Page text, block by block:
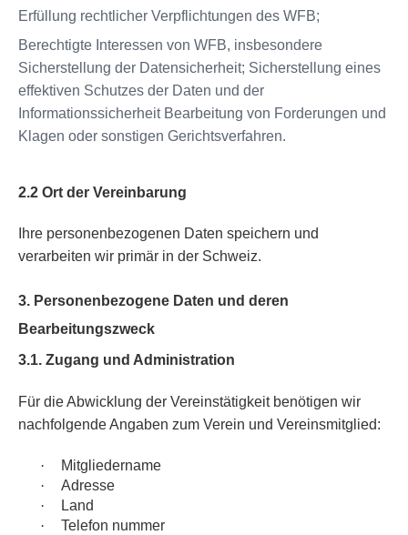
Erfüllung rechtlicher Verpflichtungen des WFB;
Berechtigte Interessen von WFB, insbesondere
Sicherstellung der Datensicherheit; Sicherstellung eines
effektiven Schutzes der Daten und der
Informationssicherheit Bearbeitung von Forderungen und
Klagen oder sonstigen Gerichtsverfahren.
2.2 Ort der Vereinbarung
Ihre personenbezogenen Daten speichern und
verarbeiten wir primär in der Schweiz.
3. Personenbezogene Daten und deren
Bearbeitungszweck
3.1. Zugang und Administration
Für die Abwicklung der Vereinstätigkeit benötigen wir
nachfolgende Angaben zum Verein und Vereinsmitglied:
·
Mitgliedername
·
Adresse
·
Land
·
Telefon nummer